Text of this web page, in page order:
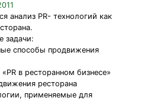
анализ PR- технологий как
задачи:
способы продвижения
в ресторанном бизнесе»
ресторана
применяемые для